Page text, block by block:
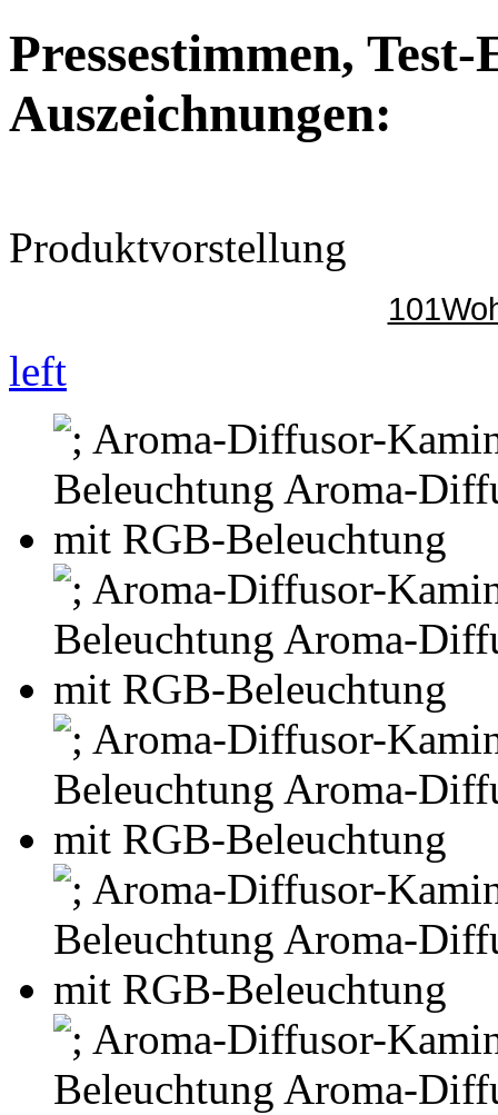
Pressestimmen,
Auszeichnungen:
Produktvorstellung
left